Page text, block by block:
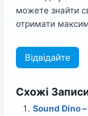
можете знайти
отримати
Відвідайте
Схожі
Sound Dino